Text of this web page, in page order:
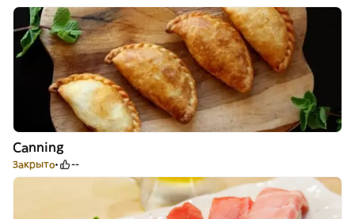
Canning
Закрыто --